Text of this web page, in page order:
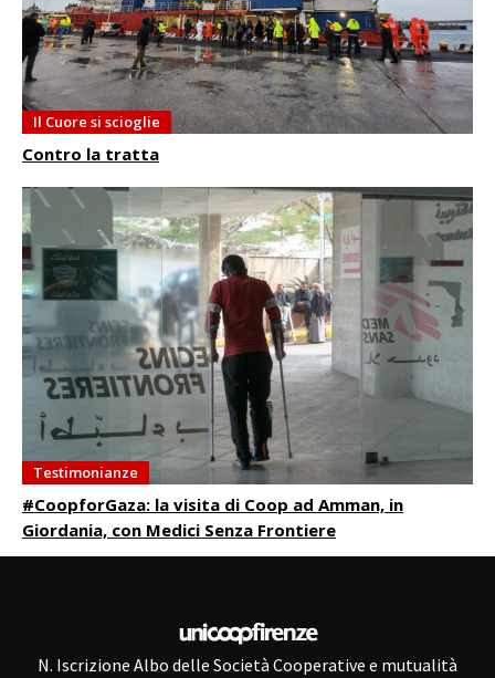
Il Cuore si scioglie
Contro la tratta
Testimonianze
#CoopforGaza: la visita di Coop ad Amman, in
Giordania, con Medici Senza Frontiere
N. Iscrizione Albo delle Società Cooperative e mutualità